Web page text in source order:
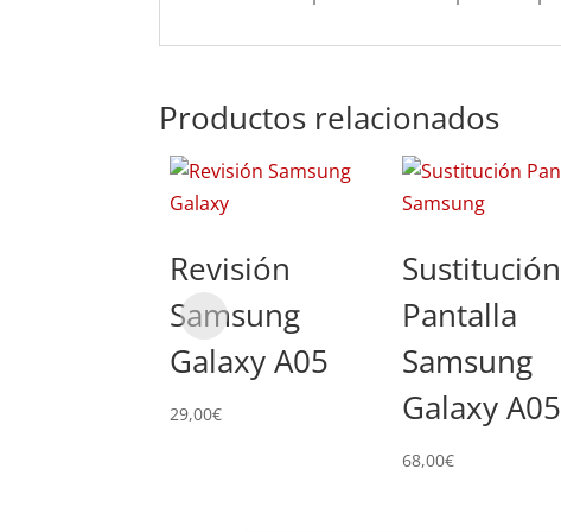
Productos relacionados
Revisión
Samsung
Galaxy A05
29,00€
Sustitución
Pantalla
Samsung
Galaxy A05
68,00€